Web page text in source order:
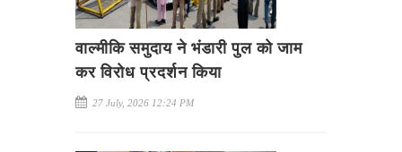
वाल्मीकि समुदाय ने भंडारी पुल को जाम
कर विरोध प्रदर्शन किया
27 July, 2026 12:24 PM